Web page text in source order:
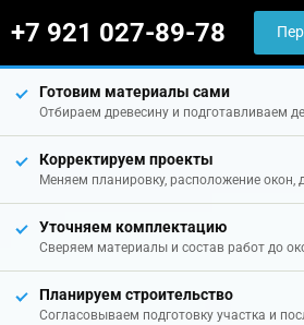
+7 921 027-89-78
Готовим материалы сами
Отбираем древесину и подготавливаем
Корректируем проекты
Меняем планировку, расположение окон,
Уточняем комплектацию
Сверяем материалы и состав работ до
Планируем строительство
Согласовываем подготовку участка и